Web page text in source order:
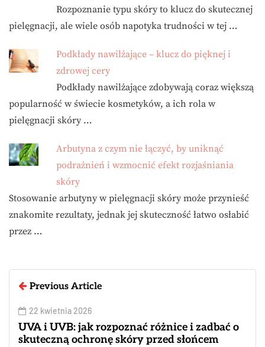
Rozpoznanie typu skóry to klucz do skutecznej
pielęgnacji, ale wiele osób napotyka trudności w tej …
Podkłady nawilżające – klucz do pięknej i
zdrowej cery
Podkłady nawilżające zdobywają coraz większą
popularność w świecie kosmetyków, a ich rola w
pielęgnacji skóry …
Arbutyna z czym nie łączyć, by uniknąć
podrażnień i wzmocnić efekt rozjaśniania
skóry
Stosowanie arbutyny w pielęgnacji skóry może przynieść
znakomite rezultaty, jednak jej skuteczność łatwo osłabić
przez …
Previous Article
22 kwietnia 2026
UVA i UVB: jak rozpoznać różnice i zadbać o
skuteczną ochronę skóry przed słońcem